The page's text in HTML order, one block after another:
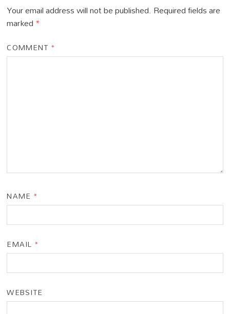
Your email address will not be published. Required fields are
marked*
COMMENT *
NAME *
EMAIL *
WEBSITE